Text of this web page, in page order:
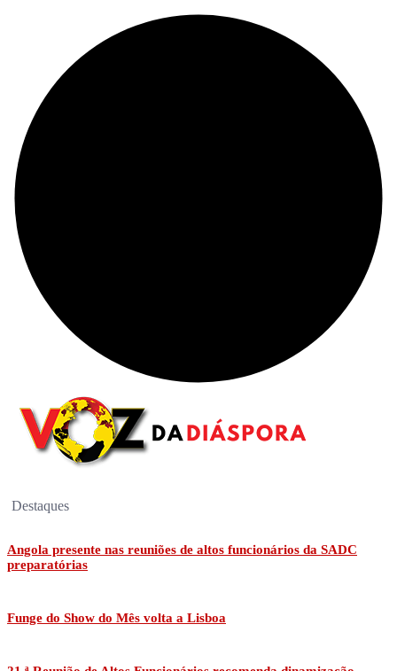
Destaques
Angola presente nas reuniões de altos funcionários da SADC
preparatórias
Funge do Show do Mês volta a Lisboa